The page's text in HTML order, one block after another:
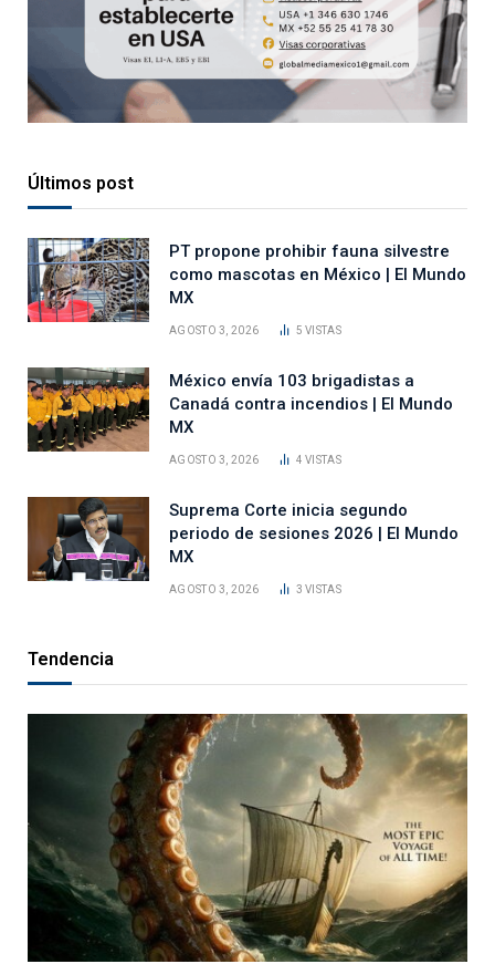
Últimos post
PT propone prohibir fauna silvestre
como mascotas en México | El Mundo
MX
AGOSTO 3, 2026 5VISTAS
México envía 103 brigadistas a
Canadá contra incendios | El Mundo
MX
AGOSTO 3, 2026 4VISTAS
Suprema Corte inicia segundo
periodo de sesiones 2026 | El Mundo
MX
AGOSTO 3, 2026 3VISTAS
Tendencia